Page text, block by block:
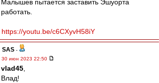
Малышев пытается заставить Эшуорта
работать.
https://youtu.be/c6CXyvH58iY
SAS -
30 июн 2023 22:50
vlad45
Влад!